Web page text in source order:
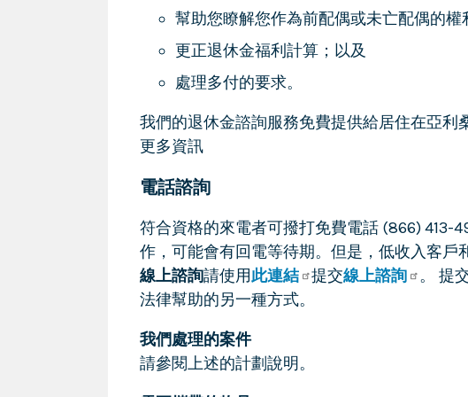
幫助您瞭解您作為前配偶或未亡配偶的權
更正退休金福利計算；以及
處理多付的要求。
我們的退休金諮詢服務免費提供給居住在亞
更多資訊
電話諮詢
符合資格的來電者可撥打免費電話 (866) 413-
作，可能會有回電等待期。但是，低收入客戶
線上諮詢請使用此連結 提交線上諮詢
。 提
法律幫助的另一種方式。
我們處理的案件
請參閱上述的計劃說明。